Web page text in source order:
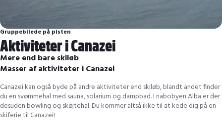
Gruppebilede på pisten
Aktiviteter i Canazei
Mere end bare skiløb
Masser af aktiviteter i Canazei
Canazei kan også byde på andre aktiviteter end skiløb, blandt andet finder
du en svømmehal med sauna, solarium og dampbad. I nabobyen Alba er der
desuden bowling og skøjtehal. Du kommer altså ikke til at kede dig på en
skiferie til Canazei!